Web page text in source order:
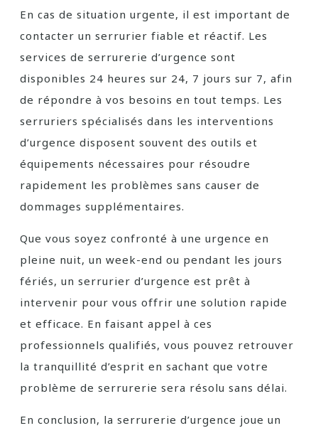
En cas de situation urgente, il est important de
contacter un serrurier fiable et réactif. Les
services de serrurerie d’urgence sont
disponibles 24 heures sur 24, 7 jours sur 7, afin
de répondre à vos besoins en tout temps. Les
serruriers spécialisés dans les interventions
d’urgence disposent souvent des outils et
équipements nécessaires pour résoudre
rapidement les problèmes sans causer de
dommages supplémentaires.
Que vous soyez confronté à une urgence en
pleine nuit, un week-end ou pendant les jours
fériés, un serrurier d’urgence est prêt à
intervenir pour vous offrir une solution rapide
et efficace. En faisant appel à ces
professionnels qualifiés, vous pouvez retrouver
la tranquillité d’esprit en sachant que votre
problème de serrurerie sera résolu sans délai.
En conclusion, la serrurerie d’urgence joue un